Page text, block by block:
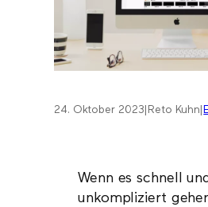
24. Oktober 2023 Reto Kuhn
Wenn es schnell und
unkompliziert